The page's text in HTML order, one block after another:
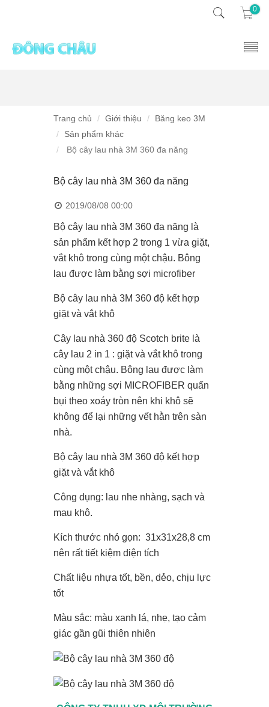
Bộ cây lau nhà 3M 360 đa năng
2019/08/08 00:00
Bộ cây lau nhà 3M 360 đa năng là
sản phẩm kết hợp 2 trong 1 vừa giặt,
vắt khô trong cùng một chậu. Bông
lau được làm bằng sợi microfiber
Bộ cây lau nhà 3M 360 độ kết hợp
giặt và vắt khô
Cây lau nhà 360 độ Scotch brite là
cây lau 2 in 1 : giặt và vắt khô trong
cùng một chậu. Bông lau được làm
bằng những sợi MICROFIBER quấn
bụi theo xoáy tròn nên khi khô sẽ
không để lại những vết hằn trên sàn
nhà.
Bộ cây lau nhà 3M 360 độ kết hợp
giặt và vắt khô
Công dụng: lau nhe nhàng, sạch và
mau khô.
Kích thước nhỏ gọn: 31x31x28,8 cm
nên rất tiết kiệm diện tích
Chất liệu nhựa tốt, bền, dẻo, chịu lực
tốt
Màu sắc: màu xanh lá, nhẹ, tạo cảm
giác gần gũi thiên nhiên
0
Trang chủ Giới thiệu
Băng keo 3M
Sản phẩm khác
Bộ cây lau nhà 3M 360 đa năng